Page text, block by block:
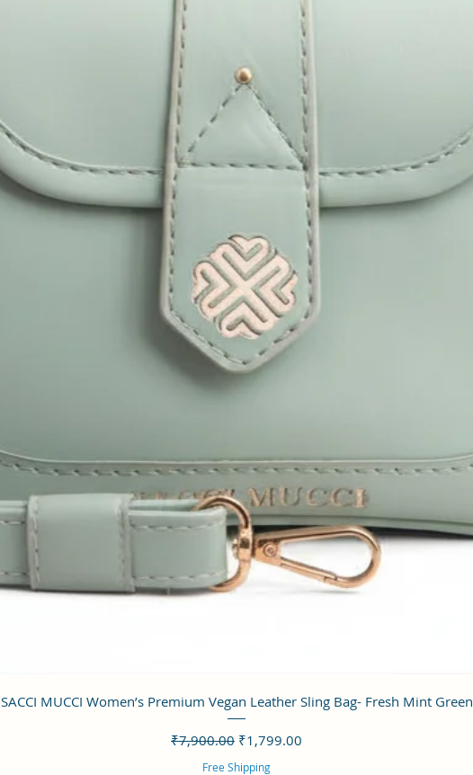
クイックビュー
SACCI MUCCI Women’s Premium Vegan Leather Sling Bag- Fresh Mint Green
通常価格
₹7,900.00 セール価格
₹1,799.00
Free Shipping